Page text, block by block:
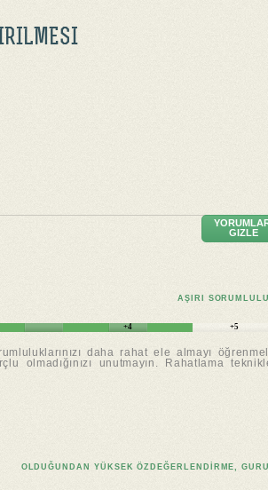
GIZLE
AŞIRI
+4 +5
daha rahat ele almayı
olmadığınızı unutmayın. Rahatlama
OLDUĞUNDAN YÜKSEK ÖZDEĞERLENDIRME,